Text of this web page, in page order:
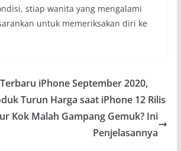
stiap wanita yang mengalami
untuk memeriksakan diri ke
iPhone September 2020,
Turun Harga saat iPhone 12 Rilis
Kok Malah Gampang Gemuk? Ini
Penjelasannya